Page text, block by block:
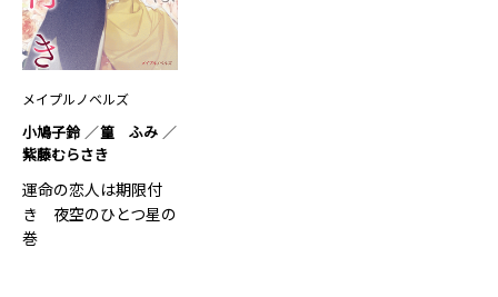
メイプルノベルズ
小鳩子鈴
篁 ふみ
紫藤むらさき
運命の恋人は期限付
き 夜空のひとつ星の
巻